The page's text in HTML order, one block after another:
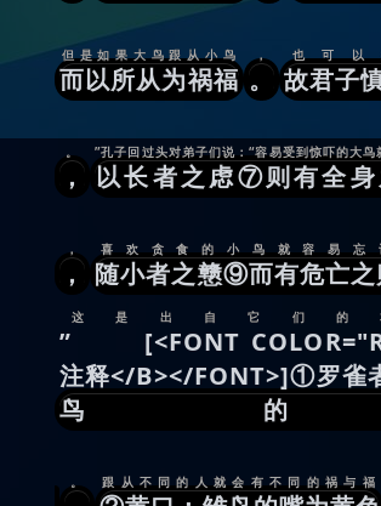
而以所从为祸福
但是如果大鸟跟从小鸟
。
，
故君子
也可以
，
。
以长者之虑⑦则有全
”孔子回过头对弟子们说：“容易受到惊吓的大鸟
，
，
随小者之戆⑨而有危亡
喜欢贪食的小鸟就容易忘
” [<FONT
注释</B></FONT>]①罗雀
鸟的
这是出自它们的
。 跟从不同的人就会有不同的祸与福